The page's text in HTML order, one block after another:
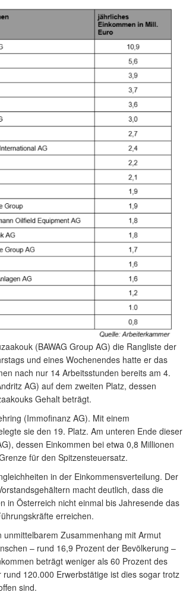
(BAWAG Group AG) die Rangliste der
und eines Wochenendes hatte er das
nach nur 14 Arbeitsstunden bereits am 4.
AG) auf dem zweiten Platz, dessen
Gehalt beträgt.
(Immofinanz AG). Mit einem
sie den 19. Platz. Am unteren Ende dieser
dessen Einkommen bei etwa 0,8 Millionen
für den Spitzensteuersatz.
in der Einkommensverteilung. Der
macht deutlich, dass die
in Österreich nicht einmal bis Jahresende das
erreichen.
Zusammenhang mit Armut
– rund 16,9 Prozent der Bevölkerung –
beträgt weniger als 60 Prozent des
120.000 Erwerbstätige ist dies sogar trotz
sind.